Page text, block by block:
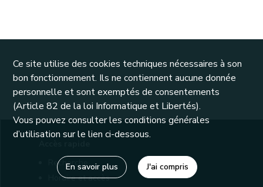
Recherche
Horaire et accès
Ce site utilise des cookies techniques nécessaires à son
bon fonctionnement. Ils ne contiennent aucune donnée
personnelle et sont exemptés de consentements
(Article 82 de la loi Informatique et Libertés).
Vous pouvez consulter les conditions générales
d’utilisation sur le lien ci-dessous.
En savoir plus J'ai compris